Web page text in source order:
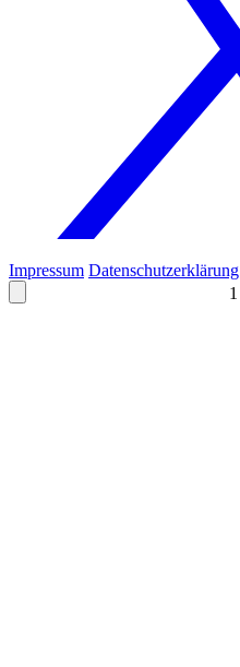
1
Impressum Datenschutzerklärung